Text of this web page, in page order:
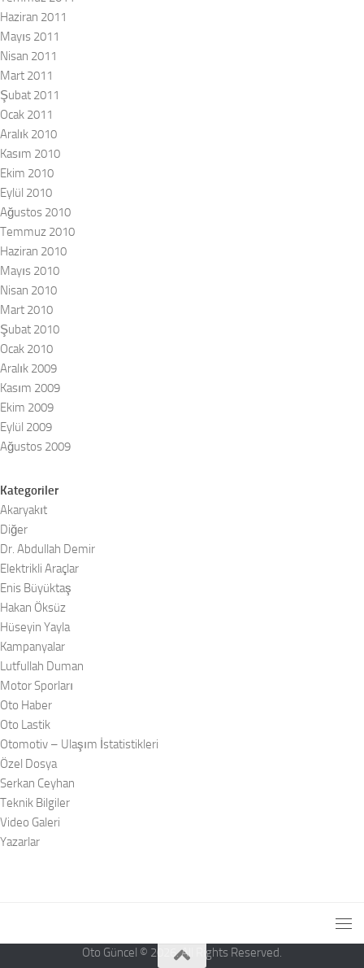
Haziran 2011
Mayıs 2011
Nisan 2011
Mart 2011
Şubat 2011
Ocak 2011
Aralık 2010
Kasım 2010
Ekim 2010
Eylül 2010
Ağustos 2010
Temmuz 2010
Haziran 2010
Mayıs 2010
Nisan 2010
Mart 2010
Şubat 2010
Ocak 2010
Aralık 2009
Kasım 2009
Ekim 2009
Eylül 2009
Ağustos 2009
Kategoriler
Akaryakıt
Diğer
Dr. Abdullah Demir
Elektrikli Araçlar
Enis Büyüktaş
Hakan Öksüz
Hüseyin Yayla
Kampanyalar
Lutfullah Duman
Motor Sporları
Oto Haber
Oto Lastik
Otomotiv – Ulaşım İstatistikleri
Özel Dosya
Serkan Ceyhan
Teknik Bilgiler
Video Galeri
Yazarlar
Oto Güncel © 2026. All Rights Reserved.